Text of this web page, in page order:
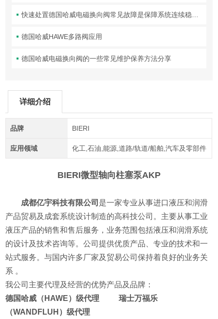
快速处置德国哈威电磁换向阀常见故障是保障系统连续稳定运行的关键
德国哈威HAWE多路阀应用
德国哈威电磁换向阀的一些常见维护保养方法分享
详细介绍
品牌 BIERI
应用领域 化工,石油,能源,道路/轨道/船舶,汽车及零部件
BIERI微型轴向柱塞泵AKP
成都亿宇科技有限公司 是一家专业从事进口液压和润滑
产品贸易及成套系统设计制造的高科技公司。主要从事工业
液压产品的销售和售后服务，业务范围包括液压和润滑系统
的设计及技术咨询等。公司提供优质产品、专业的技术和一
站式服务。与国内许多厂家及贸易公司保持着良好的业务关
系 。
我公司主要代理及经营的优势产品及品牌：
德国哈威（HAWE）级代理 瑞士万福乐
（WANDFLUH）级代理